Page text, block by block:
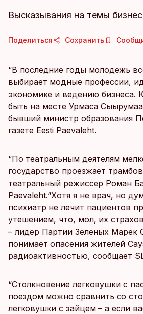
Высказывания на темы
Поделиться Сохранить
“В последние годы молодежь
выбирает модные профессии,
экономике и ведению бизнеса.
быть на месте Урмаса
бывший министр образования
газете Eesti Paevaleht.
“По театральным деятелям
государство проезжает
театральный режиссер Роман
Paevaleht.“Хотя я не врач, но
психиатр не лечит пациентов
утешением, что, мол, их
– лидер Партии Зеленых Марек
понимает опасения жителей
радиоактивностью, сообщает
“Столкновение легковушки с
поездом можно сравнить со
легковушки с зайцем – а если